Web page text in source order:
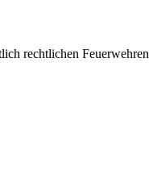
rechtlichen